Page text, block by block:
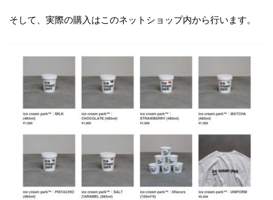
そして、実際の購入はこのネットショップ内から行います。